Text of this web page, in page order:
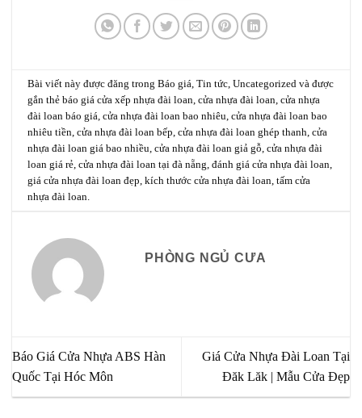
Bài viết này được đăng trongBáo giá ,Tin tức ,Uncategorized và được
gắn thẻbáo giá cửa xếp nhựa đài loan ,cửa nhựa đài loan ,cửa nhựa
đài loan báo giá ,cửa nhựa đài loan bao nhiêu ,cửa nhựa đài loan bao
nhiêu tiền ,cửa nhựa đài loan bếp ,cửa nhựa đài loan ghép thanh ,cửa
nhựa đài loan giá bao nhiều ,cửa nhựa đài loan giả gỗ ,cửa nhựa đài
loan giá rẻ ,cửa nhựa đài loan tại đà nẵng ,đánh giá cửa nhựa đài loan
giá cửa nhựa đài loan đẹp ,kích thước cửa nhựa đài loan ,tấm cửa
nhựa đài loan
PHÒNG NGỦ CƯA
Báo Giá Cửa Nhựa ABS Hàn
Quốc Tại Hóc Môn
Giá Cửa Nhựa Đài Loan Tại
Đăk Lăk | Mẫu Cửa Đẹp